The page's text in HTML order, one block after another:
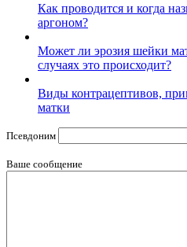
Как проводится и когда
аргоном?
Может ли эрозия шейки
случаях это происходит?
Виды контрацептивов,
матки
Псевдоним
Ваше сообщение